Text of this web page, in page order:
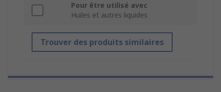
Pour être utilisé avec
Huiles et autres liquides
Trouver des produits similaires